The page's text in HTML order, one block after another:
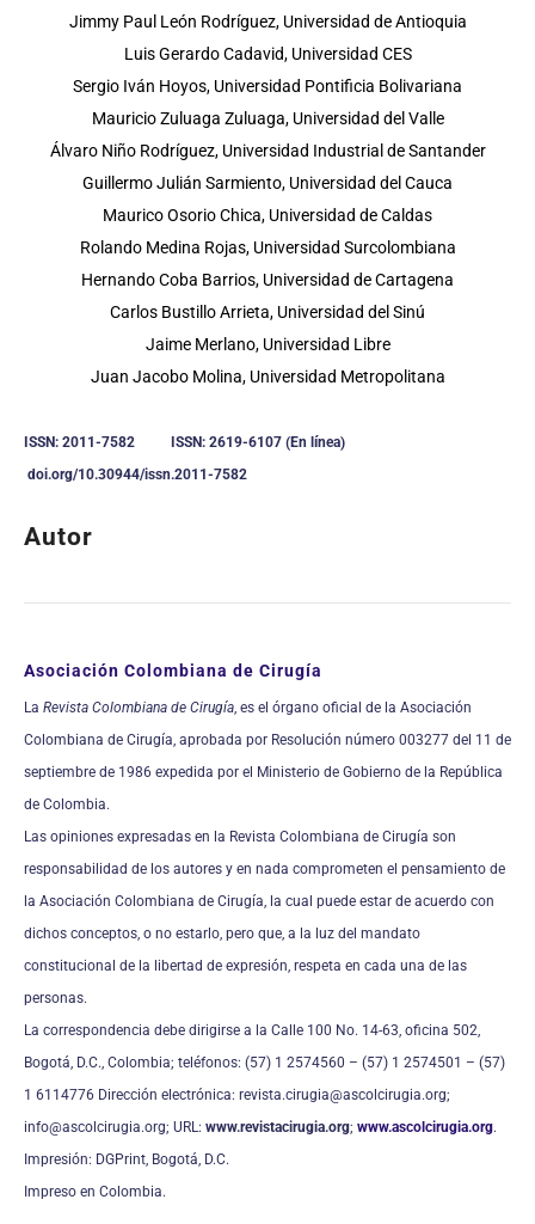
Jimmy Paul León Rodríguez, Universidad de Antioquia
Luis Gerardo Cadavid, Universidad CES
Sergio Iván Hoyos, Universidad Pontificia Bolivariana
Mauricio Zuluaga Zuluaga, Universidad del Valle
Álvaro Niño Rodríguez, Universidad Industrial de Santander
Guillermo Julián Sarmiento, Universidad del Cauca
Maurico Osorio Chica, Universidad de Caldas
Rolando Medina Rojas, Universidad Surcolombiana
Hernando Coba Barrios, Universidad de Cartagena
Carlos Bustillo Arrieta, Universidad del Sinú
Jaime Merlano, Universidad Libre
Juan Jacobo Molina, Universidad Metropolitana
ISSN: 2011-7582 ISSN: 2619-6107 (En línea)
doi.org/10.30944/issn.2011-7582
Autor
Asociación Colombiana de Cirugía
La Revista Colombiana de Cirugía, es el órgano oficial de la Asociación
Colombiana de Cirugía, aprobada por Resolución número 003277 del 11 de
septiembre de 1986 expedida por el Ministerio de Gobierno de la República
de Colombia.
Las opiniones expresadas en la Revista Colombiana de Cirugía son
responsabilidad de los autores y en nada comprometen el pensamiento de
la Asociación Colombiana de Cirugía, la cual puede estar de acuerdo con
dichos conceptos, o no estarlo, pero que, a la luz del mandato
constitucional de la libertad de expresión, respeta en cada una de las
personas.
La correspondencia debe dirigirse a la Calle 100 No. 14-63, oficina 502,
Bogotá, D.C., Colombia; teléfonos: (57) 1 2574560 – (57) 1 2574501 – (57)
1 6114776 Dirección electrónica: revista.cirugia@ascolcirugia.org;
info@ascolcirugia.org; URL: www.revistacirugia.org; www.ascolcirugia.org.
Impresión: DGPrint, Bogotá, D.C.
Impreso en Colombia.